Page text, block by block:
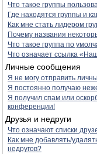
Что такое группы
Где находятся группы и
Как мне стать лидером
Почему названия
Что такое группа по
Что означает ссылка
Личные сообщения
Я не могу отправить
Я постоянно получаю
Я получил спам или
конференции!
Друзья и недруги
Что означают списки
Как мне добавлять/
недругов?